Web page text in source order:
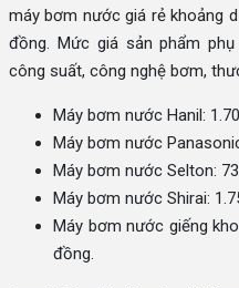
máy bơm nước giá rẻ khoảng
đồng. Mức giá sản phẩm
công suất, công nghệ bơm,
Máy bơm nước Hanil:
Máy bơm nước
Máy bơm nước Selton:
Máy bơm nước Shirai:
Máy bơm nước giếng
đồng.